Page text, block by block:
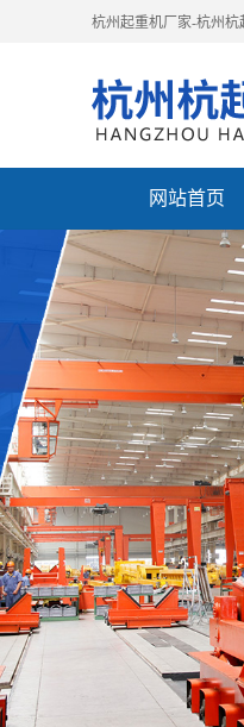
杭州起重机厂家-杭州
网站首页